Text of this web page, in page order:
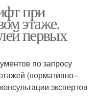
при
этаже.
первых
по запросу
(нормативно–
экспертов